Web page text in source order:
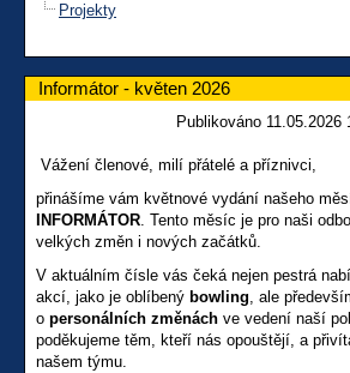
Projekty
Informátor - květen 2026
Publikováno
Vážení členové, milí přátelé a příznivci,
přinášíme vám květnové vydání našeho
INFORMÁTOR. Tento měsíc je pro naši
velkých změn i nových začátků.
V aktuálním čísle vás čeká nejen pestrá
akcí, jako je oblíbený bowling, ale
o personálních změnách ve vedení naší
poděkujeme těm, kteří nás opouštějí, a
našem týmu.